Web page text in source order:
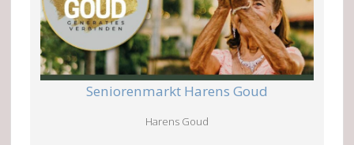
Seniorenmarkt Harens Goud
Harens Goud